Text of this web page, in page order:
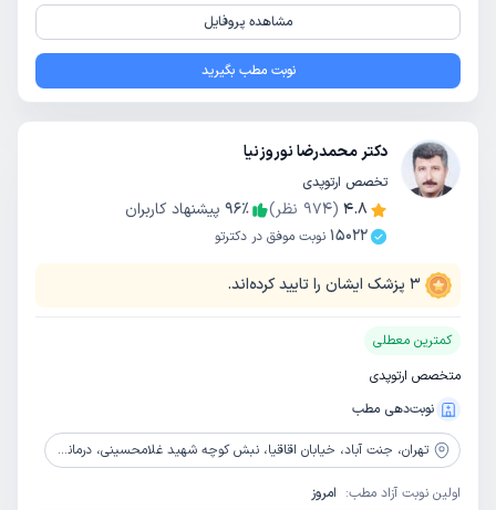
مشاهده پروفایل
نوبت مطب بگیرید
دکتر محمدرضا نوروزنیا
تخصص ارتوپدی
4.8
(
974 نظر) 96٪
پیشنهاد کاربران
15022 نوبت موفق در دکترتو
3 پزشک ایشان را تایید کرده‌اند.
کمترین معطلی
متخصص ارتوپدی
نوبت‌دهی مطب
تهران، جنت آباد، خیابان اقاقیا، نبش کوچه شهید غلامحسینی، درمانگاه الیاد
اولین نوبت آزاد مطب: امروز